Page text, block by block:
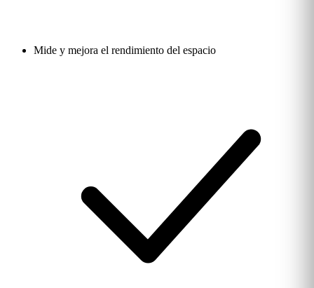
Mide y mejora el rendimiento del espacio